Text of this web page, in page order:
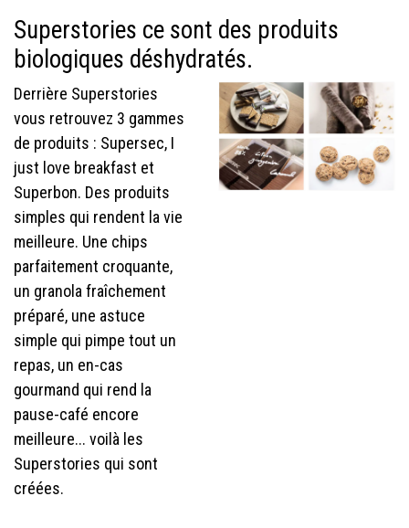
Superstories ce sont des produits
biologiques déshydratés.
Derrière Superstories
vous retrouvez 3 gammes
de produits : Supersec, I
just love breakfast et
Superbon. Des produits
simples qui rendent la vie
meilleure. Une chips
parfaitement croquante,
un granola fraîchement
préparé, une astuce
simple qui pimpe tout un
repas, un en-cas
gourmand qui rend la
pause-café encore
meilleure... voilà les
Superstories qui sont
créées.